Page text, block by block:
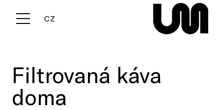
Menu CZ
Filtrovaná káva
doma